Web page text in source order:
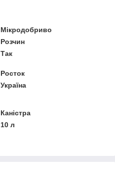
Мікродобриво
Розчин
Так
Росток
Україна
Каністра
10 л